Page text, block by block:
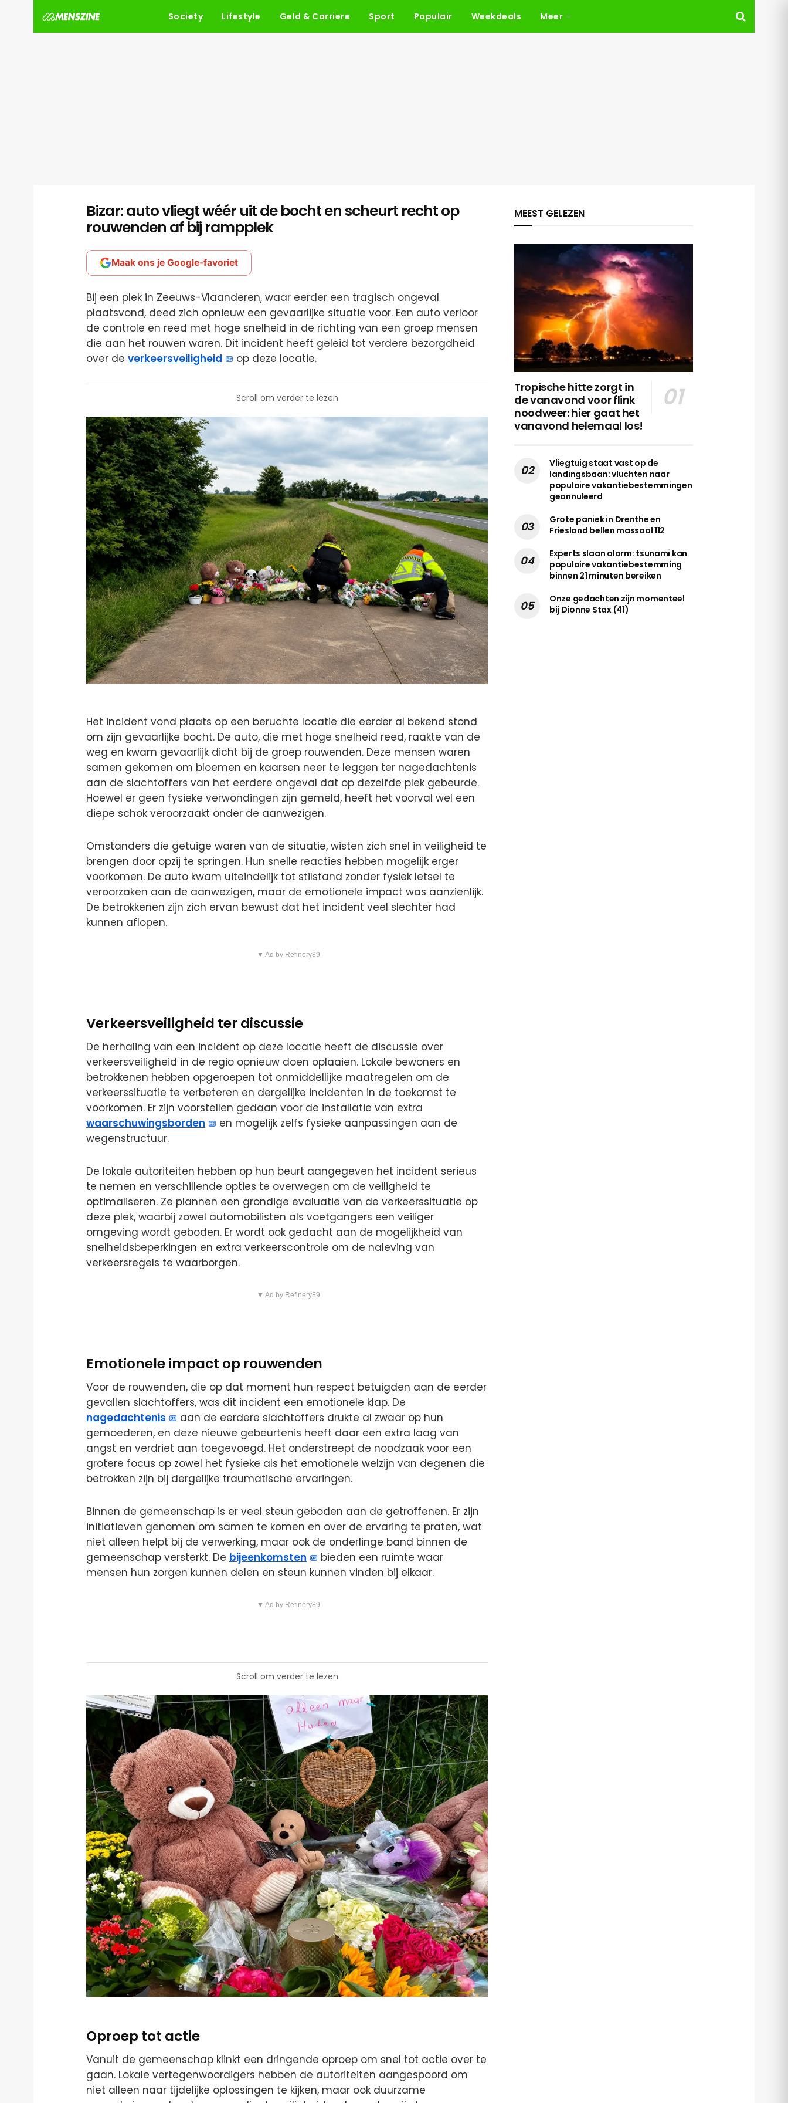
Society Lifestyle Geld & Carriere Sport Populair Weekdeals Meer
Bizar: auto vliegt wéér uit de bocht en scheurt recht op
rouwenden af bij rampplek
Maak ons je Google-favoriet
Bij een plek in Zeeuws-Vlaanderen, waar eerder een tragisch ongeval
plaatsvond, deed zich opnieuw een gevaarlijke situatie voor. Een auto verloor
de controle en reed met hoge snelheid in de richting van een groep mensen
die aan het rouwen waren. Dit incident heeft geleid tot verdere bezorgdheid
over de verkeersveiligheid op deze locatie.
Scroll om verder te lezen
Het incident vond plaats op een beruchte locatie die eerder al bekend stond
om zijn gevaarlijke bocht. De auto, die met hoge snelheid reed, raakte van de
weg en kwam gevaarlijk dicht bij de groep rouwenden. Deze mensen waren
samen gekomen om bloemen en kaarsen neer te leggen ter nagedachtenis
aan de slachtoffers van het eerdere ongeval dat op dezelfde plek gebeurde.
Hoewel er geen fysieke verwondingen zijn gemeld, heeft het voorval wel een
diepe schok veroorzaakt onder de aanwezigen.
Omstanders die getuige waren van de situatie, wisten zich snel in veiligheid te
brengen door opzij te springen. Hun snelle reacties hebben mogelijk erger
voorkomen. De auto kwam uiteindelijk tot stilstand zonder fysiek letsel te
veroorzaken aan de aanwezigen, maar de emotionele impact was aanzienlijk.
De betrokkenen zijn zich ervan bewust dat het incident veel slechter had
kunnen aflopen.
▼ Ad by Refinery89
Verkeersveiligheid ter discussie
De herhaling van een incident op deze locatie heeft de discussie over
verkeersveiligheid in de regio opnieuw doen oplaaien. Lokale bewoners en
betrokkenen hebben opgeroepen tot onmiddellijke maatregelen om de
verkeerssituatie te verbeteren en dergelijke incidenten in de toekomst te
voorkomen. Er zijn voorstellen gedaan voor de installatie van extra
waarschuwingsborden
en mogelijk zelfs fysieke aanpassingen aan de
wegenstructuur.
De lokale autoriteiten hebben op hun beurt aangegeven het incident serieus
te nemen en verschillende opties te overwegen om de veiligheid te
optimaliseren. Ze plannen een grondige evaluatie van de verkeerssituatie op
deze plek, waarbij zowel automobilisten als voetgangers een veiliger
omgeving wordt geboden. Er wordt ook gedacht aan de mogelijkheid van
snelheidsbeperkingen en extra verkeerscontrole om de naleving van
verkeersregels te waarborgen.
▼ Ad by Refinery89
Emotionele impact op rouwenden
Voor de rouwenden, die op dat moment hun respect betuigden aan de eerder
gevallen slachtoffers, was dit incident een emotionele klap. De
nagedachtenis
aan de eerdere slachtoffers drukte al zwaar op hun
gemoederen, en deze nieuwe gebeurtenis heeft daar een extra laag van
angst en verdriet aan toegevoegd. Het onderstreept de noodzaak voor een
grotere focus op zowel het fysieke als het emotionele welzijn van degenen die
betrokken zijn bij dergelijke traumatische ervaringen.
Binnen de gemeenschap is er veel steun geboden aan de getroffenen. Er zijn
initiatieven genomen om samen te komen en over de ervaring te praten, wat
niet alleen helpt bij de verwerking, maar ook de onderlinge band binnen de
gemeenschap versterkt. De bijeenkomsten
bieden een ruimte waar
mensen hun zorgen kunnen delen en steun kunnen vinden bij elkaar.
▼ Ad by Refinery89
Scroll om verder te lezen
Oproep tot actie
Vanuit de gemeenschap klinkt een dringende oproep om snel tot actie over te
gaan. Lokale vertegenwoordigers hebben de autoriteiten aangespoord om
niet alleen naar tijdelijke oplossingen te kijken, maar ook duurzame
MEEST GELEZEN
Tropische hitte zorgt in
de vanavond voor flink
noodweer: hier gaat het
vanavond helemaal los!
Vliegtuig staat vast op de
landingsbaan: vluchten naar
populaire vakantiebestemmingen
geannuleerd
Grote paniek in Drenthe en
Friesland bellen massaal 112
Experts slaan alarm: tsunami kan
populaire vakantiebestemming
binnen 21 minuten bereiken
Onze gedachten zijn momenteel
bij Dionne Stax (41)